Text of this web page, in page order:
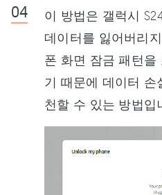
이 방법은 갤럭시
데이터를 잃어버리
폰 화면 잠금 패턴을
기 때문에 데이터 손
천할 수 있는 방법입